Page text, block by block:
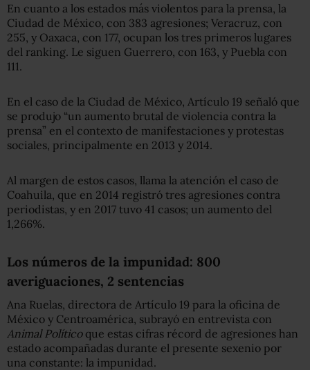
En cuanto a los estados más violentos para la prensa, la
Ciudad de México, con 383 agresiones; Veracruz, con
255, y Oaxaca, con 177, ocupan los tres primeros lugares
del ranking. Le siguen Guerrero, con 163, y Puebla con
111.
En el caso de la Ciudad de México, Artículo 19 señaló que
se produjo “un aumento brutal de violencia contra la
prensa” en el contexto de manifestaciones y protestas
sociales, principalmente en 2013 y 2014.
Al margen de estos casos, llama la atención el caso de
Coahuila, que en 2014 registró tres agresiones contra
periodistas, y en 2017 tuvo 41 casos; un aumento del
1,266%.
Los números de la impunidad: 800
averiguaciones, 2 sentencias
Ana Ruelas, directora de Artículo 19 para la oficina de
México y Centroamérica, subrayó en entrevista con
Animal Políticoque estas cifras récord de agresiones han
estado acompañadas durante el presente sexenio por
una constante: la impunidad.